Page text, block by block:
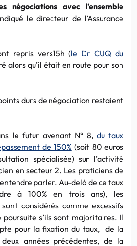
négociations avec l’ensemble
le directeur de l’Assurance
repris vers15h (le Dr CUQ du
alors qu’il était en route pour son
durs de négociation restaient
le futur avenant N° 8, du taux
de 150% (soit 80 euros
spécialisée) sur l’activité
en secteur 2. Les praticiens de
parler. Au-delà de ce taux
à 100% en trois ans), les
sont considérés comme excessifs
poursuite s’ils sont majoritaires. Il
pour la fixation du taux, de la
années précédentes, de la